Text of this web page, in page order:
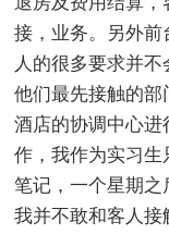
接，业务。另外
人的很多要求并
他们最先接触的
酒店的协调中心
作，我作为实习
笔记，一个星期
我并不敢和客人